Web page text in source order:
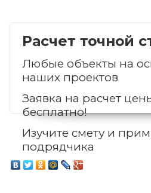
Расчет точной
Любые объекты на
наших проектов
Заявка на расчет
бесплатно!
Изучите смету и
подрядчика